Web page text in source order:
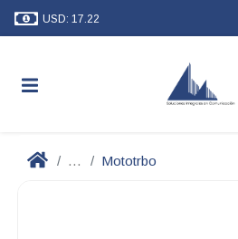
USD: 17.22
... Mototrbo